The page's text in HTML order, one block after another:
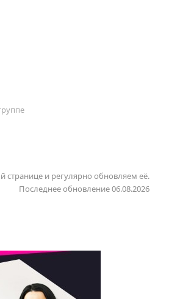
и регулярно обновляем её.
Последнее обновление 06.08.2026